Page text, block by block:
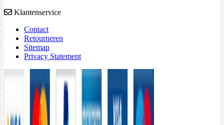
Klantenservice
Contact
Retourneren
Sitemap
Privacy Statement